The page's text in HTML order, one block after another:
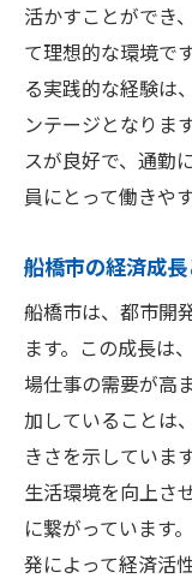
活かすことができ
て理想的な環境で
る実践的な経験は
ンテージとなりま
スが良好で、通勤
員にとって働きや
船橋市の経済成
船橋市は、都市開
ます。この成長は
場仕事の需要が高
加していることは
きさを示していま
生活環境を向上さ
に繋がっています
発によって経済活